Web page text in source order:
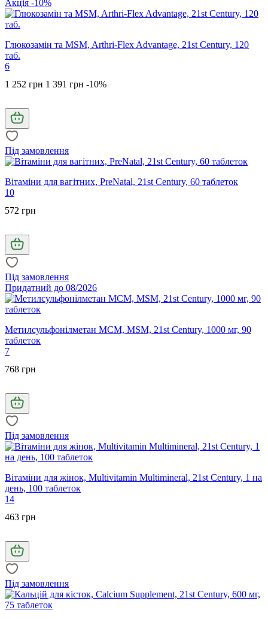
Акція -10%
Глюкозамін та MSM, Arthri-Flex Advantage, 21st Century, 120
таб.
6
1 252 грн 1 391 грн -10%
Під замовлення
Вітаміни для вагітних, PreNatal, 21st Century, 60 таблеток
10
572 грн
Під замовлення
Придатний до 08/2026
Метилсульфонілметан МСМ, MSM, 21st Century, 1000 мг, 90
таблеток
7
768 грн
Під замовлення
Вітаміни для жінок, Multivitamin Multimineral, 21st Century, 1 на
день, 100 таблеток
14
463 грн
Під замовлення